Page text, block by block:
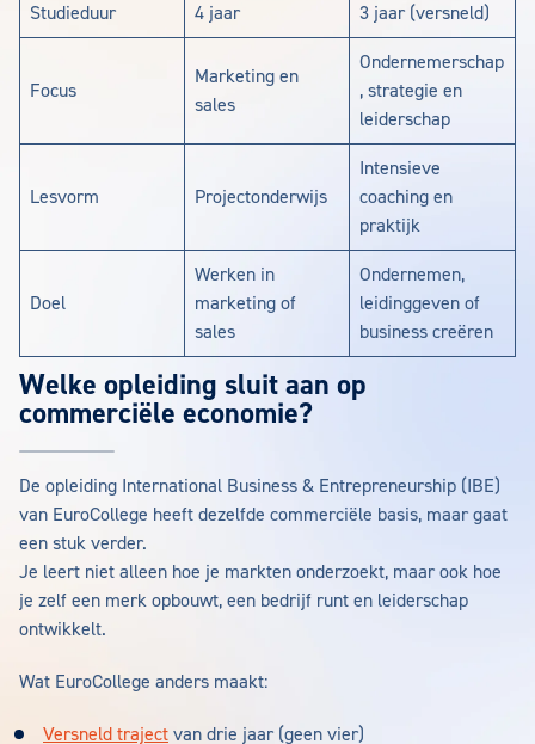
Studieduur 4 jaar 3 jaar (versneld)
Focus
Marketing en
sales
Ondernemerschap
, strategie en
leiderschap
Lesvorm Projectonderwijs
Intensieve
coaching en
praktijk
Doel
Werken in
marketing of
sales
Ondernemen,
leidinggeven of
business creëren
Welke opleiding sluit aan op
commerciële economie?
De opleiding International Business & Entrepreneurship (IBE)
van EuroCollege heeft dezelfde commerciële basis, maar gaat
een stuk verder.
Je leert niet alleen hoe je markten onderzoekt, maar ook hoe
je zelf een merk opbouwt, een bedrijf runt en leiderschap
ontwikkelt.
Wat EuroCollege anders maakt:
Versneld traject van drie jaar (geen vier)